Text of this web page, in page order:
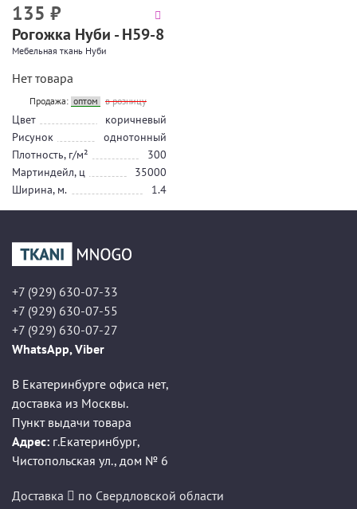
135 ₽
Рогожка Нуби - Н59-8
Мебельная ткань Нуби
Нет товара
Продажа: оптом в розницу
Цвет
коричневый
Рисунок
однотонный
Плотность, г/м²
300
Мартиндейл, ц
35000
Ширина, м.
1.4
+7 (929) 630-07-33
+7 (929) 630-07-55
+7 (929) 630-07-27
WhatsApp, Viber
В Екатеринбурге офиса нет,
доставка из Москвы.
Пункт выдачи товара
Адрес: г.Екатеринбург,
Чистопольская ул., дом № 6
Доставка по Свердловской области